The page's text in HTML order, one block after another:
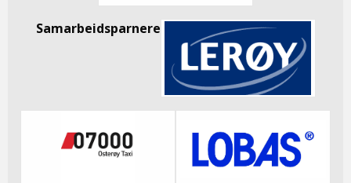
Samarbeidsparnere